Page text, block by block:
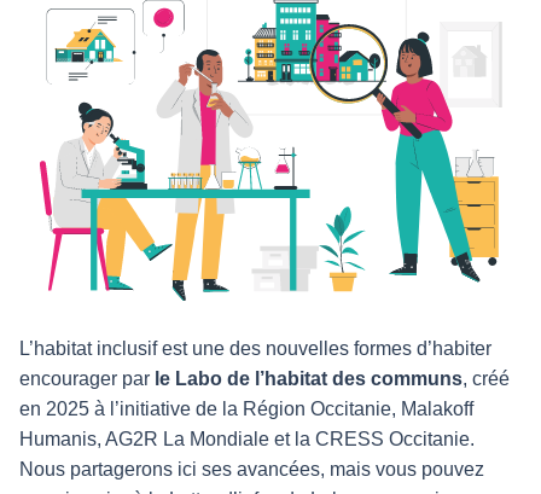
L’habitat inclusif est une des nouvelles formes d’habiter
encourager par le Labo de l’habitat des communs, créé
en 2025 à l’initiative de la Région Occitanie, Malakoff
Humanis, AG2R La Mondiale et la CRESS Occitanie.
Nous partagerons ici ses avancées, mais vous pouvez